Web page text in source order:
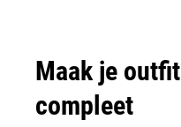
Maak je outfit
compleet